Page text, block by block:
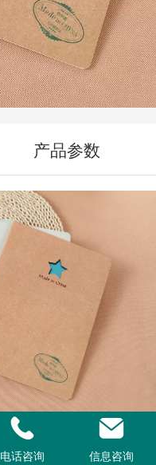
产品参数
电话咨询 信息咨询